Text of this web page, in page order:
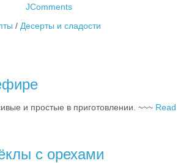
JComments
/ Десерты и сладости
и простые в приготовлении. ~~~ Read
с орехами